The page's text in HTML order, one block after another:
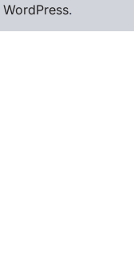
WordPress.